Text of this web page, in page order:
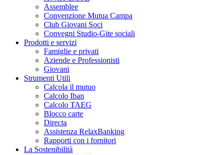
Assemblee
Convenzione Mutua Campa
Club Giovani Soci
Convegni Studio-Gite sociali
Prodotti e servizi
Famiglie e privati
Aziende e Professionisti
Giovani
Strumenti Utili
Calcola il mutuo
Calcolo Iban
Calcolo TAEG
Blocco carte
Directa
Assistenza RelaxBanking
Rapporti con i fornitori
La Sostenibilità